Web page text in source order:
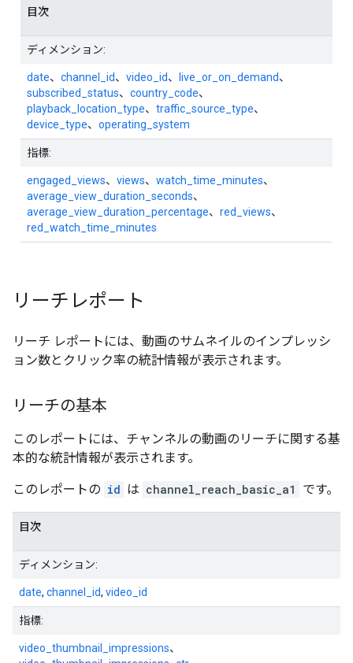
目次
ディメンション:
date、 channel_id、 video_id、 live_or_on_demand、
subscribed_status、 country_code、
playback_location_type、 traffic_source_type、
device_type、 operating_system
指標:
engaged_views、 views、 watch_time_minutes、
average_view_duration_seconds、
average_view_duration_percentage、 red_views、
red_watch_time_minutes
リーチレポート
リーチ レポートには、動画のサムネイルのインプレッシ
ョン数とクリック率の統計情報が表示されます。
リーチの基本
このレポートには、チャンネルの動画のリーチに関する基
本的な統計情報が表示されます。
このレポートの id は channel_reach_basic_a1 です。
目次
ディメンション:
date, channel_id, video_id
指標:
video_thumbnail_impressions、